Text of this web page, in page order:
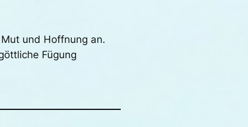
und Hoffnung an.
Fügung